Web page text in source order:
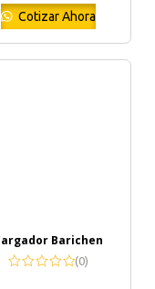
Cotizar Ahora
Barichen
(0)